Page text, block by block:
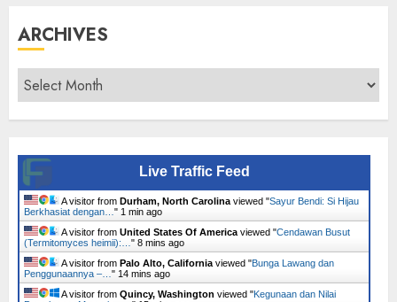
ARCHIVES
Archives
Live Traffic Feed
A visitor from Durham, North Carolina viewed "Sayur Bendi: Si Hijau
Berkhasiat dengan… " 1 min ago
A visitor from United States Of America viewed "Cendawan Busut
(Termitomyces heimii):… " 8 mins ago
A visitor from Palo Alto, California viewed "Bunga Lawang dan
Penggunaannya –… " 14 mins ago
A visitor from Quincy, Washington viewed "Kegunaan dan Nilai